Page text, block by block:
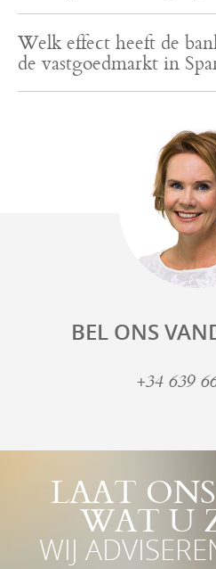
Welk effect heeft de
de vastgoedmarkt in
BEL ONS
+34 639
LAAT
WAT U
WIJ